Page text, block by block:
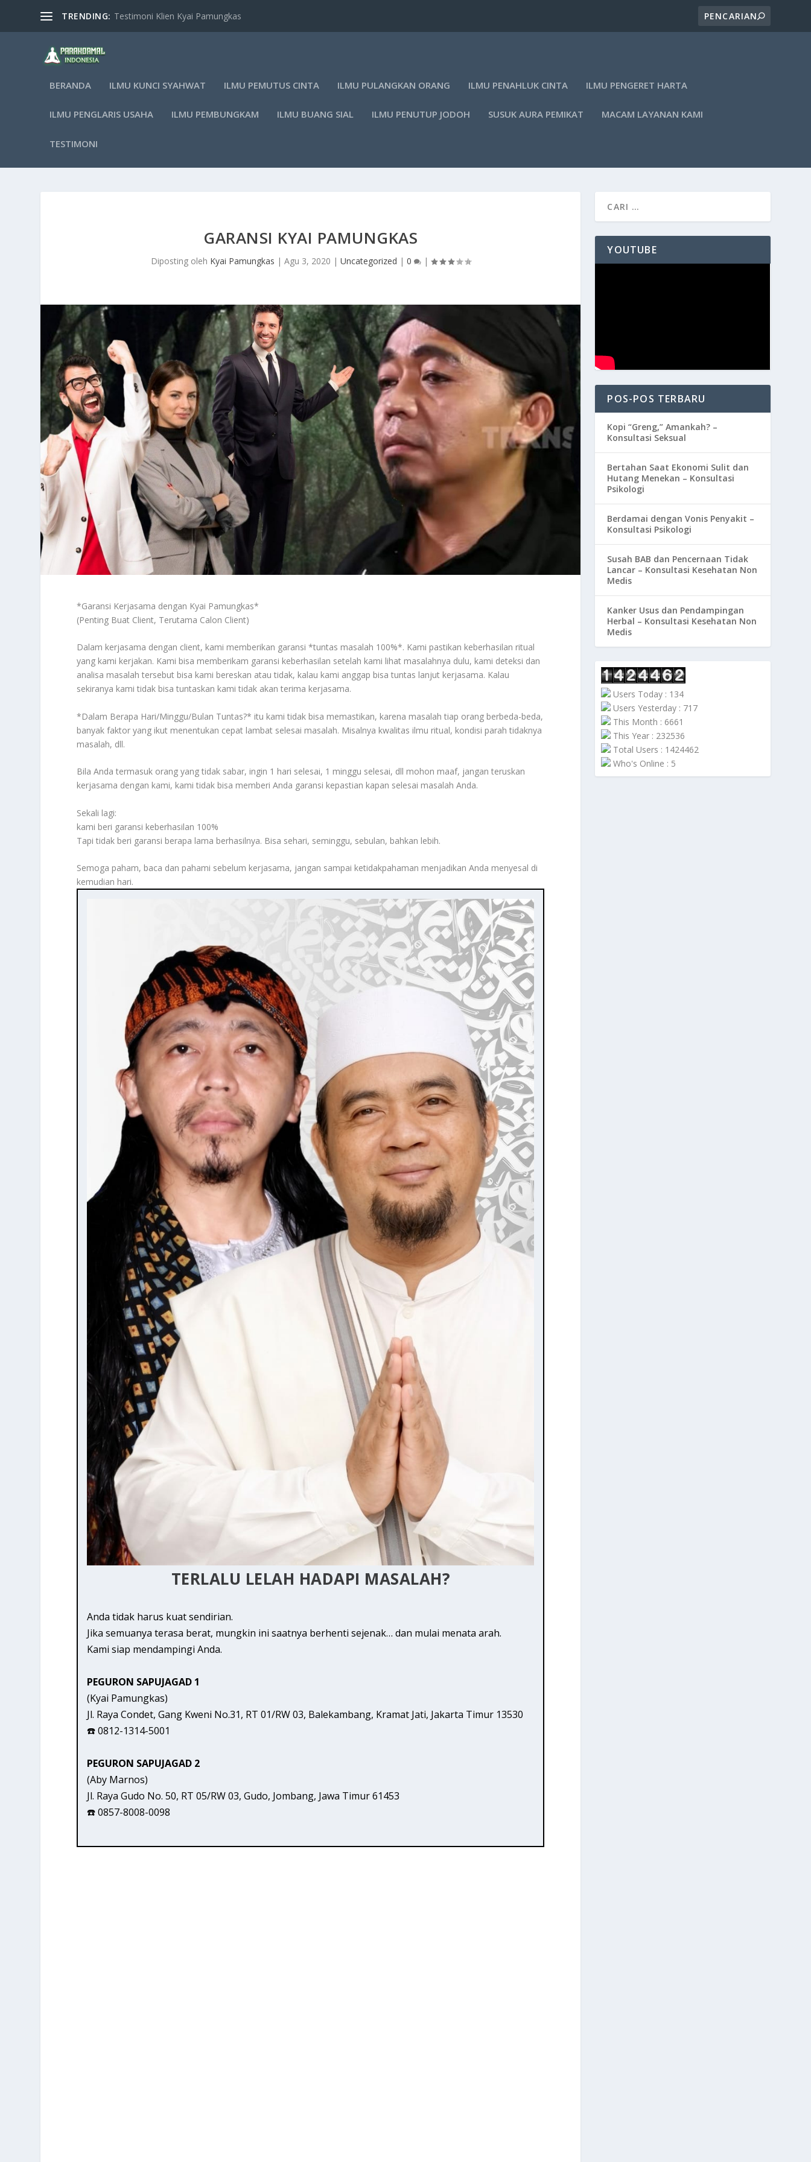
TRENDING: Testimoni Klien Kyai Pamungkas
BERANDA ILMU KUNCI SYAHWAT ILMU PEMUTUS CINTA ILMU PULANGKAN ORANG ILMU PENAHLUK CINTA ILMU PENGERET HARTA
ILMU PENGLARIS USAHA ILMU PEMBUNGKAM ILMU BUANG SIAL ILMU PENUTUP JODOH SUSUK AURA PEMIKAT MACAM LAYANAN KAMI
TESTIMONI
GARANSI KYAI PAMUNGKAS
Diposting oleh Kyai Pamungkas | Agu 3, 2020 | Uncategorized | 0 |
*Garansi Kerjasama dengan Kyai Pamungkas*
(Penting Buat Client, Terutama Calon Client)
Dalam kerjasama dengan client, kami memberikan garansi *tuntas masalah 100%*. Kami pastikan keberhasilan ritual
yang kami kerjakan. Kami bisa memberikam garansi keberhasilan setelah kami lihat masalahnya dulu, kami deteksi dan
analisa masalah tersebut bisa kami bereskan atau tidak, kalau kami anggap bisa tuntas lanjut kerjasama. Kalau
sekiranya kami tidak bisa tuntaskan kami tidak akan terima kerjasama.
*Dalam Berapa Hari/Minggu/Bulan Tuntas?* itu kami tidak bisa memastikan, karena masalah tiap orang berbeda-beda,
banyak faktor yang ikut menentukan cepat lambat selesai masalah. Misalnya kwalitas ilmu ritual, kondisi parah tidaknya
masalah, dll.
Bila Anda termasuk orang yang tidak sabar, ingin 1 hari selesai, 1 minggu selesai, dll mohon maaf, jangan teruskan
kerjasama dengan kami, kami tidak bisa memberi Anda garansi kepastian kapan selesai masalah Anda.
Sekali lagi:
kami beri garansi keberhasilan 100%
Tapi tidak beri garansi berapa lama berhasilnya. Bisa sehari, seminggu, sebulan, bahkan lebih.
Semoga paham, baca dan pahami sebelum kerjasama, jangan sampai ketidakpahaman menjadikan Anda menyesal di
kemudian hari.
TERLALU LELAH HADAPI MASALAH?
Anda tidak harus kuat sendirian.
Jika semuanya terasa berat, mungkin ini saatnya berhenti sejenak… dan mulai menata arah.
Kami siap mendampingi Anda.
PEGURON SAPUJAGAD 1
(Kyai Pamungkas)
Jl. Raya Condet, Gang Kweni No.31, RT 01/RW 03, Balekambang, Kramat Jati, Jakarta Timur 13530
☎️ 0812-1314-5001
PEGURON SAPUJAGAD 2
(Aby Marnos)
Jl. Raya Gudo No. 50, RT 05/RW 03, Gudo, Jombang, Jawa Timur 61453
☎️ 0857-8008-0098
YOUTUBE
POS-POS TERBARU
Kopi “Greng,” Amankah? –
Konsultasi Seksual
Bertahan Saat Ekonomi Sulit dan
Hutang Menekan – Konsultasi
Psikologi
Berdamai dengan Vonis Penyakit –
Konsultasi Psikologi
Susah BAB dan Pencernaan Tidak
Lancar – Konsultasi Kesehatan Non
Medis
Kanker Usus dan Pendampingan
Herbal – Konsultasi Kesehatan Non
Medis
Users Today : 134
Users Yesterday : 717
This Month : 6661
This Year : 232536
Total Users : 1424462
Who's Online : 5